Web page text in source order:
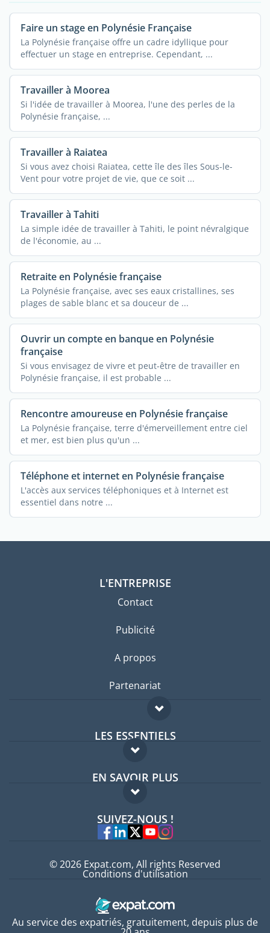
Faire un stage en Polynésie Française
La Polynésie française offre un cadre idyllique pour
effectuer un stage en entreprise. Cependant, ...
Travailler à Moorea
Si l'idée de travailler à Moorea, l'une des perles de la
Polynésie française, ...
Travailler à Raiatea
Si vous avez choisi Raiatea, cette île des îles Sous-le-
Vent pour votre projet de vie, que ce soit ...
Travailler à Tahiti
La simple idée de travailler à Tahiti, le point névralgique
de l'économie, au ...
Retraite en Polynésie française
La Polynésie française, avec ses eaux cristallines, ses
plages de sable blanc et sa douceur de ...
Ouvrir un compte en banque en Polynésie
française
Si vous envisagez de vivre et peut-être de travailler en
Polynésie française, il est probable ...
Rencontre amoureuse en Polynésie française
La Polynésie française, terre d'émerveillement entre ciel
et mer, est bien plus qu'un ...
Téléphone et internet en Polynésie française
L'accès aux services téléphoniques et à Internet est
essentiel dans notre ...
L'ENTREPRISE
Contact
Publicité
A propos
Partenariat
LES ESSENTIELS
Forum expatriés
Guides pays
EN SAVOIR PLUS
FAQ
Experts
SUIVEZ-NOUS !
Au service des expatriés, gratuitement, depuis plus de
© 2026 Expat.com, All rights Reserved
Conditions d'utilisation